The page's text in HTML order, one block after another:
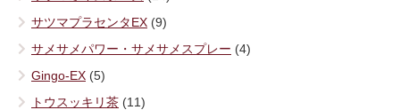
サツマプラセンタEX (9)
サメサメパワー・サメサメスプレー (4)
Gingo-EX (5)
トウスッキリ茶 (11)